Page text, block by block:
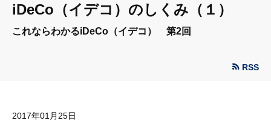
iDeCo（イデコ）のしくみ（１）
これならわかるiDeCo（イデコ） 第2回
RSS
2017年01月25日